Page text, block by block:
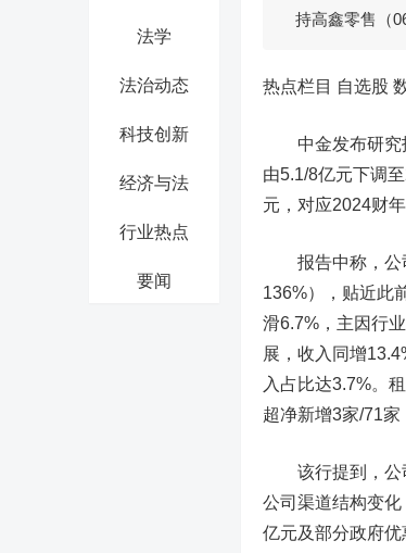
法学
法治动态
科技创新
经济与法
行业热点
要闻
持高鑫零售（
热点栏目 自选股
中金发布研究
由5.1/8亿元下调
元，对应2024财
报告中称，公司
136%），贴近此
滑6.7%，主因行
展，收入同增
入占比达3.7%。
超净新增3家/71家
该行提到，公司
公司渠道结构变
亿元及部分政府